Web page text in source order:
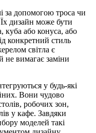
за допомогою троса чи
дизайн може бути
куба або конуса, або
конкретний стиль
світла є
не вимагає заміни
у будь-які
Вони чудово
робочих зон,
у кафе. Завдяки
моделей такі